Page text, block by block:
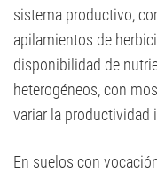
sistema productivo,
apilamientos de
disponibilidad de
heterogéneos, con
variar la productividad
En suelos con